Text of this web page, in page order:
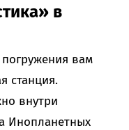
в
вам
станция.
внутри
Инопланетных